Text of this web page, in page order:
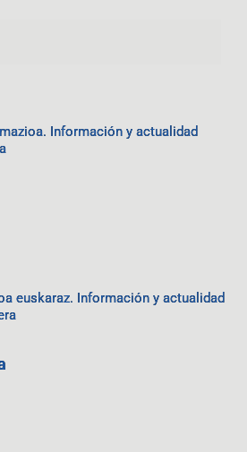
Información y actualidad
euskaraz. Información y actualidad